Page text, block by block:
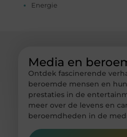
Energie
Media en
Ontdek fascinerende
beroemde mensen en
prestaties in de
meer over de levens en
beroemdheden in de